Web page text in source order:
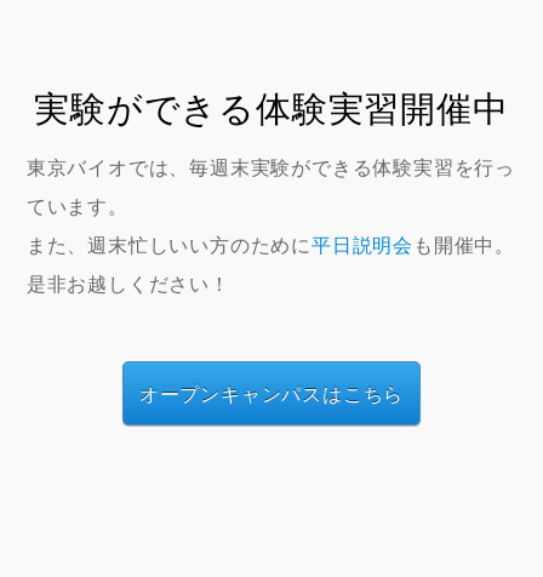
実験ができる体験実習開催中
東京バイオでは、毎週末実験ができる体験実習を行っ
ています。
また、週末忙しいい方のために平日説明会 も開催中。
是非お越しください！
オープンキャンパスはこちら